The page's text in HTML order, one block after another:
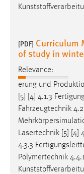
[PDF] Curriculum
of study in
Relevance:
erung und
[5] [4] 4.1.3
Fahrzeugtechnik
Lasertechnik [5] [4]
4.3.3
Polymertechnik